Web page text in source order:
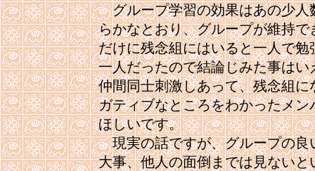
グループ学習の効果はあの少人
らかなとおり、グループが維持
だけに残念組にはいると一人で
一人だったので結論じみた事は
仲間同士刺激しあって、残念組
ガティブなところをわかったメ
ほしいです。
現実の話ですが、グループの良
大事、他人の面倒までは見ない